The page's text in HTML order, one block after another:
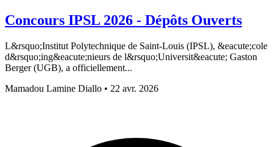
Concours IPSL 2026 - Dépôts Ouverts
L&rsquo;Institut Polytechnique de Saint-Louis (IPSL), &eacute;cole
d&rsquo;ing&eacute;nieurs de l&rsquo;Universit&eacute; Gaston
Berger (UGB), a officiellement...
Mamadou Lamine Diallo • 22 avr. 2026